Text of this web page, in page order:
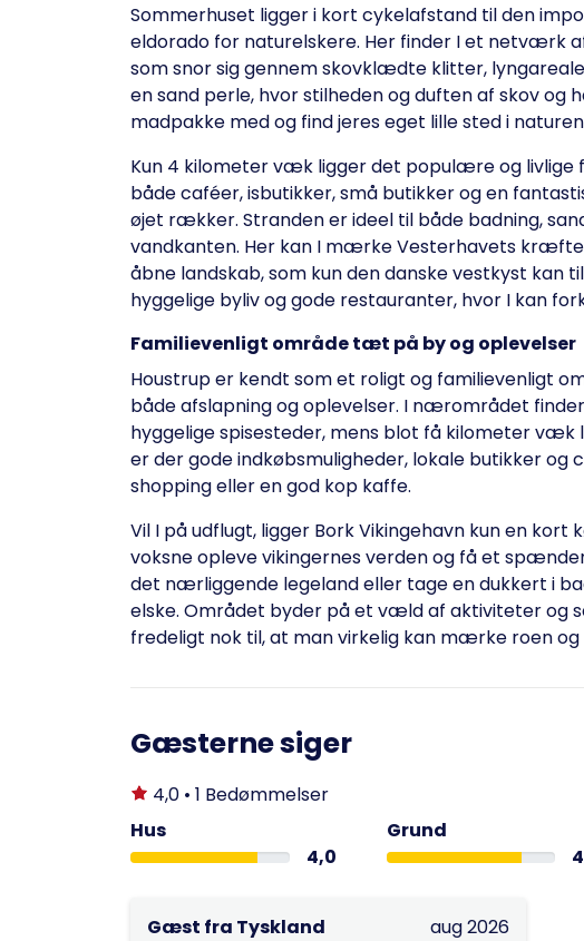
Sommerhuset ligger i kort cykelafstand til den
eldorado for naturelskere. Her finder I et netværk
som snor sig gennem skovklædte klitter,
en sand perle, hvor stilheden og duften af skov og
madpakke med og find jeres eget lille sted i
Kun 4 kilometer væk ligger det populære og livlige
både caféer, isbutikker, små butikker og en
øjet rækker. Stranden er ideel til både badning,
vandkanten. Her kan I mærke Vesterhavets
åbne landskab, som kun den danske vestkyst kan
hyggelige byliv og gode restauranter, hvor I kan
Familievenligt område tæt på by og oplevelser
Houstrup er kendt som et roligt og familievenligt
både afslapning og oplevelser. I nærområdet
hyggelige spisesteder, mens blot få kilometer væk
er der gode indkøbsmuligheder, lokale butikker
shopping eller en god kop kaffe.
Vil I på udflugt, ligger Bork Vikingehavn kun en
voksne opleve vikingernes verden og få et
det nærliggende legeland eller tage en dukkert i
elske. Området byder på et væld af aktiviteter og
fredeligt nok til, at man virkelig kan mærke roen og
Gæsterne siger
4,0 • 1 Bedømmelser
Hus
4,0
Grund
Gæst fra Tyskland
aug 2026